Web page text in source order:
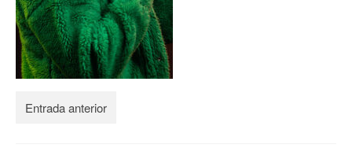
CONTACTO
Entrada anterior